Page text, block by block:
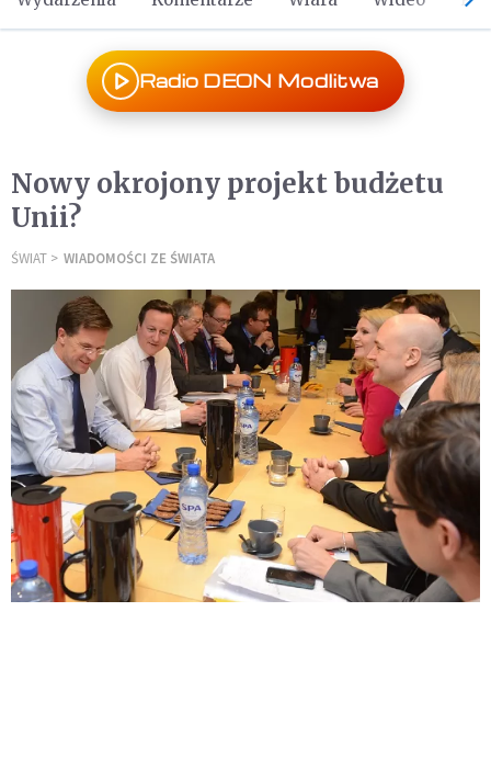
Radio DEON Modlitwa
Nowy okrojony projekt budżetu
Unii?
ŚWIAT WIADOMOŚCI ZE ŚWIATA